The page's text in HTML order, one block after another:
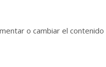
o cambiar el